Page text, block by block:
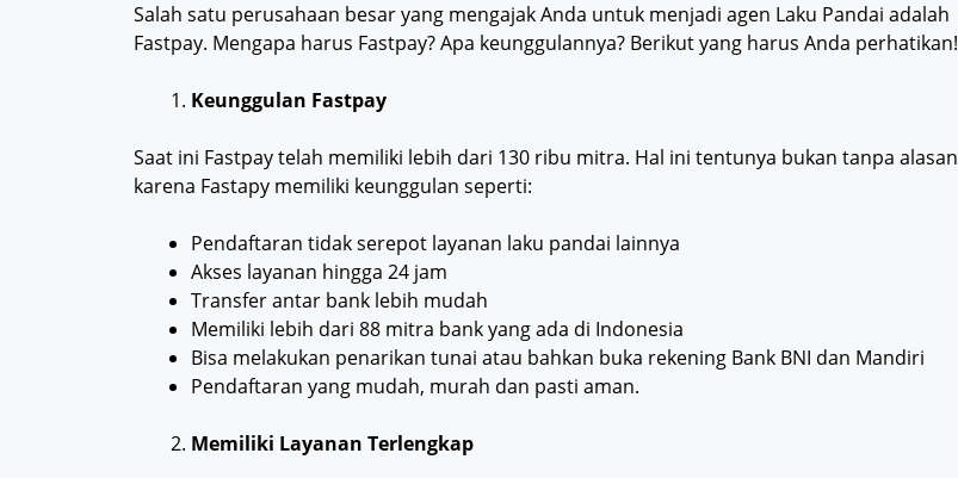
Salah satu perusahaan besar yang mengajak Anda untuk menjadi agen Laku Pandai adalah
Fastpay. Mengapa harus Fastpay? Apa keunggulannya? Berikut yang harus Anda perhatikan!
Keunggulan Fastpay
Saat ini Fastpay telah memiliki lebih dari 130 ribu mitra. Hal ini tentunya bukan tanpa alasan
karena Fastapy memiliki keunggulan seperti:
Pendaftaran tidak serepot layanan laku pandai lainnya
Akses layanan hingga 24 jam
Transfer antar bank lebih mudah
Memiliki lebih dari 88 mitra bank yang ada di Indonesia
Bisa melakukan penarikan tunai atau bahkan buka rekening Bank BNI dan Mandiri
Pendaftaran yang mudah, murah dan pasti aman.
Memiliki Layanan Terlengkap